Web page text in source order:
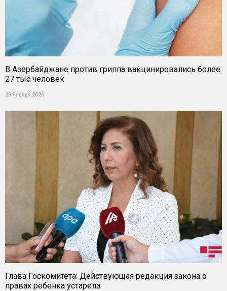
В Азербайджане против гриппа вакцинировались более
27 тыс человек
29 Января 2026
Глава Госкомитета: Действующая редакция закона о
правах ребенка устарела